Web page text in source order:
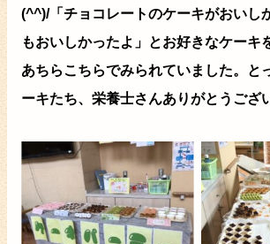
(^^)/「チョコレートのケーキがおいし
もおいしかったよ」とお好きなケーキ
あちらこちらでみられていました。と
ーキたち、栄養士さんありがとうご